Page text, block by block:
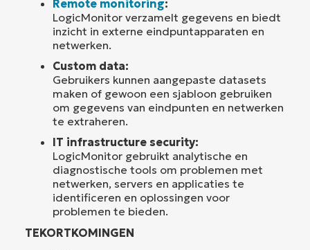
Remote monitoring:
LogicMonitor verzamelt gegevens en biedt
inzicht in externe eindpuntapparaten en
netwerken.
Custom data:
Gebruikers kunnen aangepaste datasets
maken of gewoon een sjabloon gebruiken
om gegevens van eindpunten en netwerken
te extraheren.
IT infrastructure security:
LogicMonitor gebruikt analytische en
diagnostische tools om problemen met
netwerken, servers en applicaties te
identificeren en oplossingen voor
problemen te bieden.
TEKORTKOMINGEN